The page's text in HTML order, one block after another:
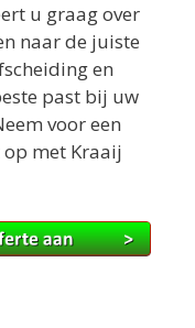
u graag over
naar de juiste
en
past bij uw
voor een
met Kraaij